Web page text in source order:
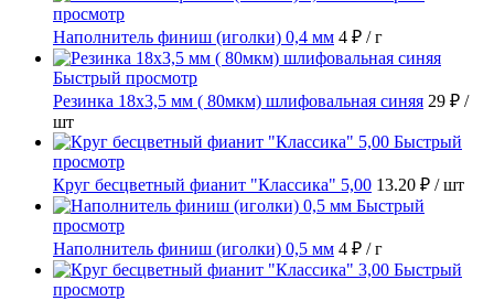
просмотр
Наполнитель финиш (иголки) 0,4 мм 4 ₽ / г
Быстрый просмотр
Резинка 18х3,5 мм ( 80мкм) шлифовальная синяя 29 ₽ /
шт
Быстрый
просмотр
Круг бесцветный фианит "Классика" 5,00 13.20 ₽ / шт
Быстрый
просмотр
Наполнитель финиш (иголки) 0,5 мм 4 ₽ / г
Быстрый
просмотр